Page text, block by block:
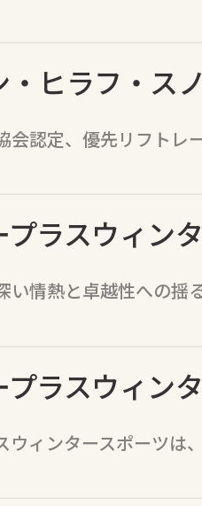
・ヒラフ・ス
会認定、優先リフトレ
プラスウィン
い情熱と卓越性への揺
プラスウィン
ウィンタースポーツは